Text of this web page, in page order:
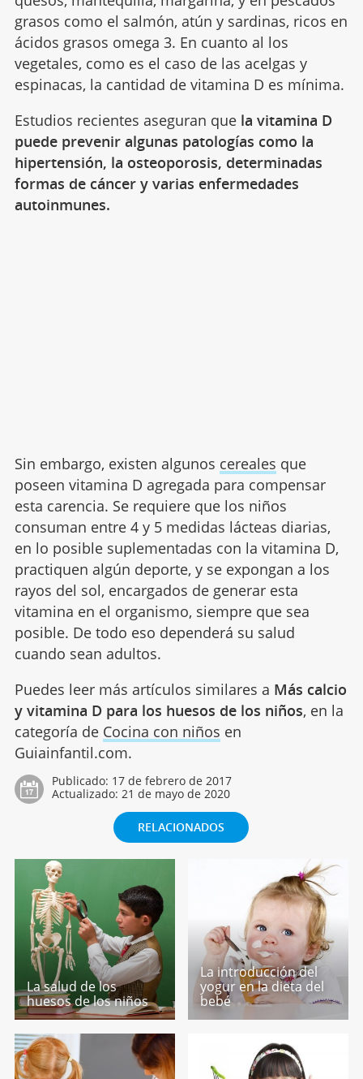
grasos como el salmón, atún y sardinas, ricos en
ácidos grasos omega 3. En cuanto al los
vegetales, como es el caso de las acelgas y
espinacas, la cantidad de vitamina D es mínima.
Estudios recientes aseguran que la vitamina D
puede prevenir algunas patologías como la
hipertensión, la osteoporosis, determinadas
formas de cáncer y varias enfermedades
autoinmunes.
Sin embargo, existen algunos cereales que
poseen vitamina D agregada para compensar
esta carencia. Se requiere que los niños
consuman entre 4 y 5 medidas lácteas diarias,
en lo posible suplementadas con la vitamina D,
practiquen algún deporte, y se expongan a los
rayos del sol, encargados de generar esta
vitamina en el organismo, siempre que sea
posible. De todo eso dependerá su salud
cuando sean adultos.
Puedes leer más artículos similares a Más calcio
y vitamina D para los huesos de los niños, en la
categoría de Cocina con niños en
Guiainfantil.com.
Publicado: 17 de febrero de 2017
Actualizado: 21 de mayo de 2020
RELACIONADOS
La salud de los
huesos de los niños
La introducción del
yogur en la dieta del
bebé